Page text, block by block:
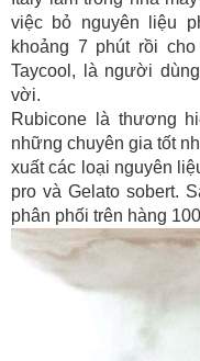
việc bỏ nguyên liệu
khoảng 7 phút rồi
Taycool, là người
vời.
Rubicone là thương
những chuyên gia tốt
xuất các loại nguyên
pro và Gelato sobert.
phân phối trên hàng